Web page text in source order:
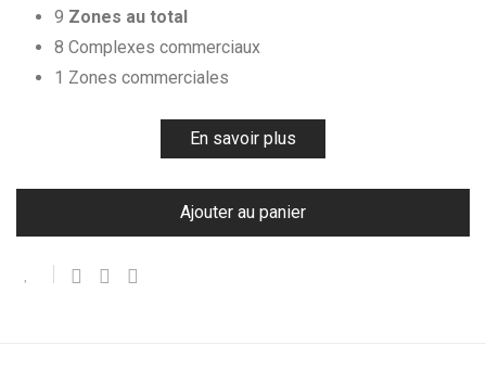
9 Zones au total
8 Complexes commerciaux
1 Zones commerciales
En savoir plus
Ajouter au panier